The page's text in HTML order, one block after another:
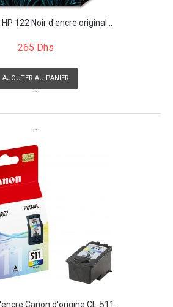
122 Noir d'encre original...
265 Dhs
AJOUTER AU PANIER
```
```
Canon d'origine CL-511...